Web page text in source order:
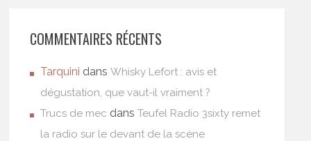
COMMENTAIRES RÉCENTS
Tarquini dansWhisky Lefort : avis et
dégustation, que vaut-il vraiment ?
Trucs de mec dansTeufel Radio 3sixty remet
la radio sur le devant de la scène